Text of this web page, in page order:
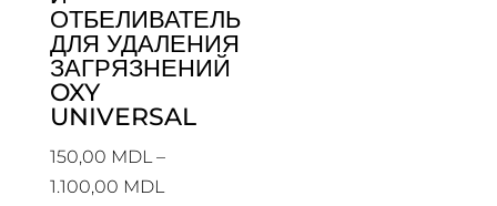
ОТБЕЛИВАТЕЛЬ
ДЛЯ УДАЛЕНИЯ
ЗАГРЯЗНЕНИЙ
OXY
UNIVERSAL
150,00 MDL –
1.100,00 MDL